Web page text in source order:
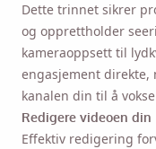
Dette trinnet sikrer
og opprettholder
kameraoppsett til
engasjement direkte,
kanalen din til å
Redigere videoen din
Effektiv redigering